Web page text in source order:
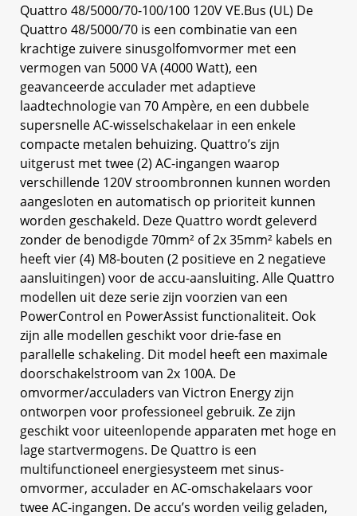
Quattro 48/5000/70-100/100 120V VE.Bus (UL) De
Quattro 48/5000/70 is een combinatie van een
krachtige zuivere sinusgolfomvormer met een
vermogen van 5000 VA (4000 Watt), een
geavanceerde acculader met adaptieve
laadtechnologie van 70 Ampère, en een dubbele
supersnelle AC-wisselschakelaar in een enkele
compacte metalen behuizing. Quattro’s zijn
uitgerust met twee (2) AC-ingangen waarop
verschillende 120V stroombronnen kunnen worden
aangesloten en automatisch op prioriteit kunnen
worden geschakeld. Deze Quattro wordt geleverd
zonder de benodigde 70mm² of 2x 35mm² kabels en
heeft vier (4) M8-bouten (2 positieve en 2 negatieve
aansluitingen) voor de accu-aansluiting. Alle Quattro
modellen uit deze serie zijn voorzien van een
PowerControl en PowerAssist functionaliteit. Ook
zijn alle modellen geschikt voor drie-fase en
parallelle schakeling. Dit model heeft een maximale
doorschakelstroom van 2x 100A. De
omvormer/acculaders van Victron Energy zijn
ontworpen voor professioneel gebruik. Ze zijn
geschikt voor uiteenlopende apparaten met hoge en
lage startvermogens. De Quattro is een
multifunctioneel energiesysteem met sinus-
omvormer, acculader en AC-omschakelaars voor
twee AC-ingangen. De accu’s worden veilig geladen,